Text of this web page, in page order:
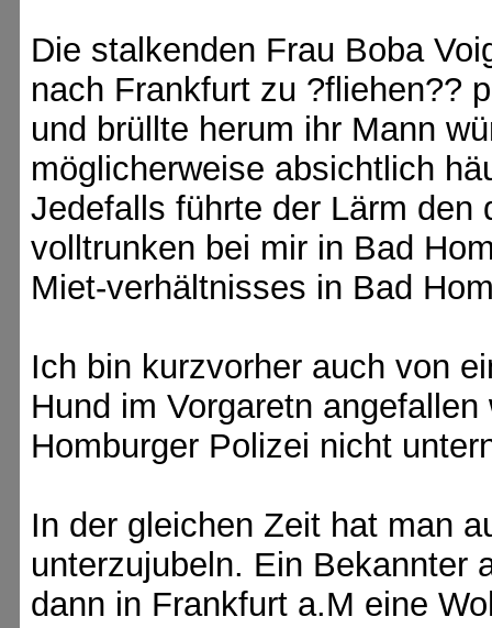
Die stalkenden Frau Boba
nach Frankfurt zu ?fliehen??
und brüllte herum ihr Mann
möglicherweise absichtlich
Jedefalls führte der Lärm den
volltrunken bei mir in Bad
Miet-verhältnisses in Bad
Ich bin kurzvorher auch von
Hund im Vorgaretn
Homburger Polizei nicht
In der gleichen Zeit hat man
unterzujubeln. Ein Bekannter
dann in Frankfurt a.M eine